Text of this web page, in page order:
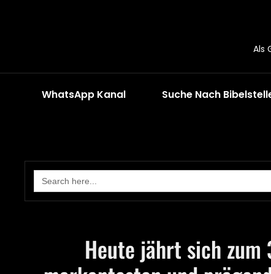
Als
WhatsApp Kanal Suche Nach
Search
for:
Heute jährt sich zum